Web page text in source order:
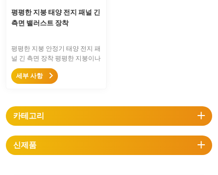
평평한 지붕 태양 전지 패널 긴
측면 밸러스트 장착
평평한 지붕 안정기 태양 전지 패
널 긴 측면 장착 평평한 지붕이나
사다리꼴 지붕에 대형 태양광 패
널을 장착하는 이상적인 솔루션
다.
세부 사항
카테고리
신제품